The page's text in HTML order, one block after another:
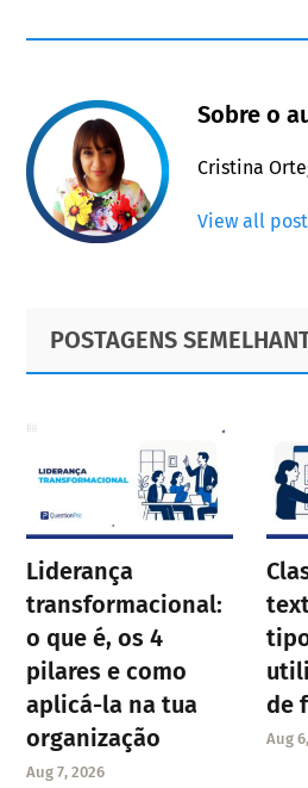
Sobre o
Cristina
View all
Primary
Sidebar
Footer
POSTAGENS
Liderança
transformacional:
o que é, os 4
pilares e como
aplicá-la na tua
organização
Aug 7, 2026
de
Aug